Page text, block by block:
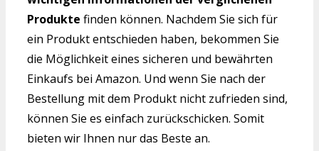
Produkte finden können. Nachdem Sie sich für
ein Produkt entschieden haben, bekommen Sie
die Möglichkeit eines sicheren und bewährten
Einkaufs bei Amazon. Und wenn Sie nach der
Bestellung mit dem Produkt nicht zufrieden sind,
können Sie es einfach zurückschicken. Somit
bieten wir Ihnen nur das Beste an.